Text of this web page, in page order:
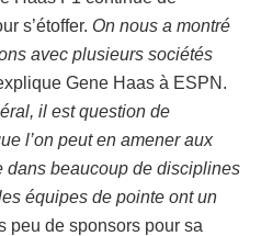
s’étoffer. On nous a montré
avec plusieurs sociétés
Gene Haas à ESPN.
il est question de
l’on peut en amener aux
dans beaucoup de disciplines
équipes de pointe ont un
peu de sponsors pour sa